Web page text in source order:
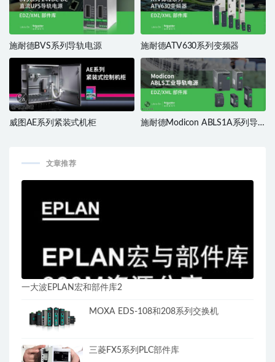
施耐德BVS系列导轨电源 施耐德ATV630系列变频器
威图AE系列紧装式机柜
施耐德Modicon ABLS1A系列导
文章推荐
一大波EPLAN宏和部件库2
MOXA EDS-108和208系列交换机
三菱FX5系列PLC部件库